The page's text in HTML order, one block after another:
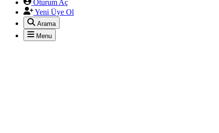
Oturum Aç
Yeni Üye Ol
Arama
Menu